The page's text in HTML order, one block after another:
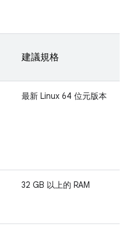
建議規格
最新 Linux 64 位元版本
32 GB 以上的 RAM